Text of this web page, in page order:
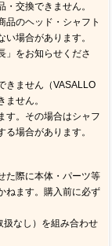
交換できません。
のヘッド・シャフト
場合があります。
」をお知らせくださ
きません（VASALLO
せん。
す。その場合はシャフ
場合があります。
た際に本体・パーツ等
ねます。購入前に必ず
扱なし）を組み合わせ